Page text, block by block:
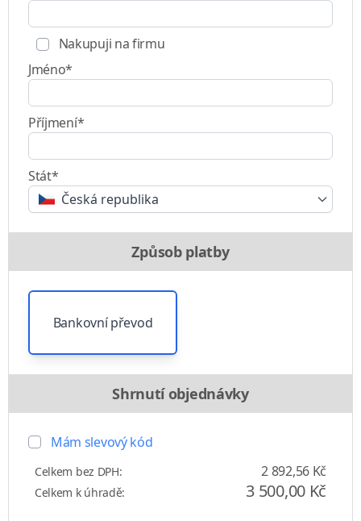
Nakupuji na firmu
Jméno*
Příjmení*
Stát*
Česká republika
Způsob platby
Bankovní převod
Shrnutí objednávky
Mám slevový kód
Celkem bez DPH: 2 892,56 Kč
Celkem k úhradě: 3 500,00 Kč